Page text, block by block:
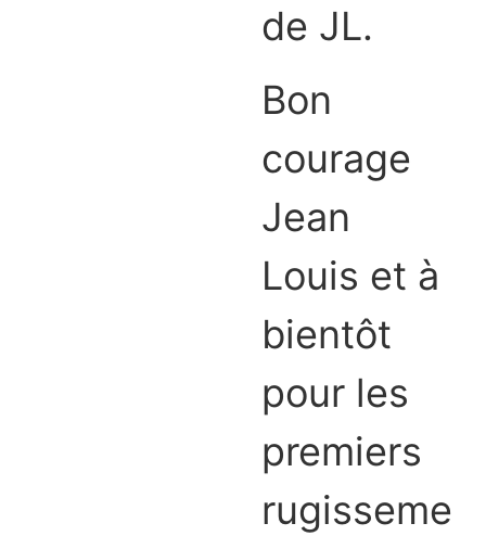
de JL.
Bon
courage
Jean
Louis et à
bientôt
pour les
premiers
rugisseme